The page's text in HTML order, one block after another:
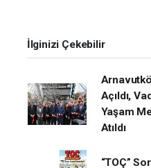
İlginizi Çekebilir
Açıldı,
Yaşam
Atıldı
“TOÇ”